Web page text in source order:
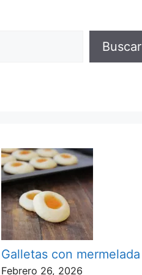
Buscar
Galletas con mermelada
Febrero 26, 2026